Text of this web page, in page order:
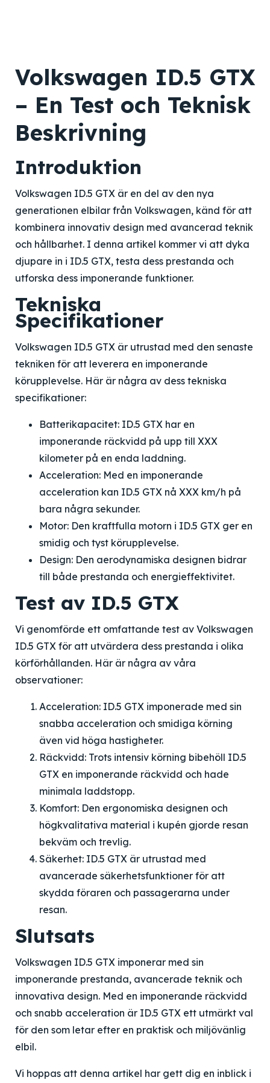
Volkswagen ID.5 GTX
– En Test och Teknisk
Beskrivning
Introduktion
Volkswagen ID.5 GTX är en del av den nya
generationen elbilar från Volkswagen, känd för att
kombinera innovativ design med avancerad teknik
och hållbarhet. I denna artikel kommer vi att dyka
djupare in i ID.5 GTX, testa dess prestanda och
utforska dess imponerande funktioner.
Tekniska
Specifikationer
Volkswagen ID.5 GTX är utrustad med den senaste
tekniken för att leverera en imponerande
körupplevelse. Här är några av dess tekniska
specifikationer:
Batterikapacitet: ID.5 GTX har en
imponerande räckvidd på upp till XXX
kilometer på en enda laddning.
Acceleration: Med en imponerande
acceleration kan ID.5 GTX nå XXX km/h på
bara några sekunder.
Motor: Den kraftfulla motorn i ID.5 GTX ger en
smidig och tyst körupplevelse.
Design: Den aerodynamiska designen bidrar
till både prestanda och energieffektivitet.
Test av ID.5 GTX
Vi genomförde ett omfattande test av Volkswagen
ID.5 GTX för att utvärdera dess prestanda i olika
körförhållanden. Här är några av våra
observationer:
Acceleration: ID.5 GTX imponerade med sin
snabba acceleration och smidiga körning
även vid höga hastigheter.
Räckvidd: Trots intensiv körning bibehöll ID.5
GTX en imponerande räckvidd och hade
minimala laddstopp.
Komfort: Den ergonomiska designen och
högkvalitativa material i kupén gjorde resan
bekväm och trevlig.
Säkerhet: ID.5 GTX är utrustad med
avancerade säkerhetsfunktioner för att
skydda föraren och passagerarna under
resan.
Slutsats
Volkswagen ID.5 GTX imponerar med sin
imponerande prestanda, avancerade teknik och
innovativa design. Med en imponerande räckvidd
och snabb acceleration är ID.5 GTX ett utmärkt val
för den som letar efter en praktisk och miljövänlig
elbil.
Vi hoppas att denna artikel har gett dig en inblick i